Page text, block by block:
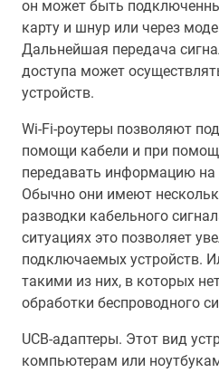
он может быть
карту и шнур или через
Дальнейшая передача
доступа может
устройств.
Wi-Fi-роутеры позволяют
помощи кабели и при
передавать информацию на
Обычно они имеют
разводки кабельного
ситуациях это позволяет
подключаемых устройств.
такими из них, в которых
обработки беспроводного
UCB-адаптеры. Этот вид
компьютерам или